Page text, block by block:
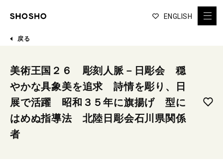
ENGLISH
戻る
美術王国２６ 彫刻人脈－日彫会 穏
やかな具象美を追求 詩情を彫り、日
展で活躍 昭和３５年に旗揚げ 型に
はめぬ指導法 北陸日彫会石川県関係
者